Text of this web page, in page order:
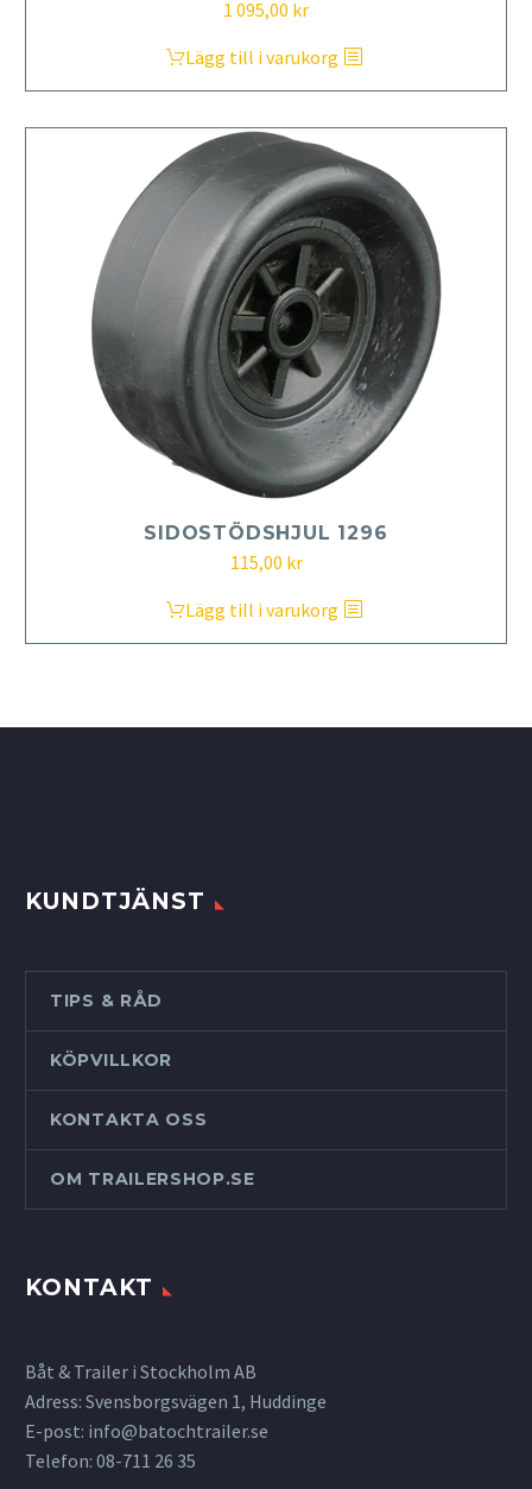
1 095,00 kr
Lägg till i varukorg
SIDOSTÖDSHJUL 1296
115,00 kr
Lägg till i varukorg
KUNDTJÄNST
TIPS & RÅD
KÖPVILLKOR
KONTAKTA OSS
OM TRAILERSHOP.SE
KONTAKT
Båt & Trailer i Stockholm AB
Adress: Svensborgsvägen 1, Huddinge
E-post: info@batochtrailer.se
Telefon: 08-711 26 35